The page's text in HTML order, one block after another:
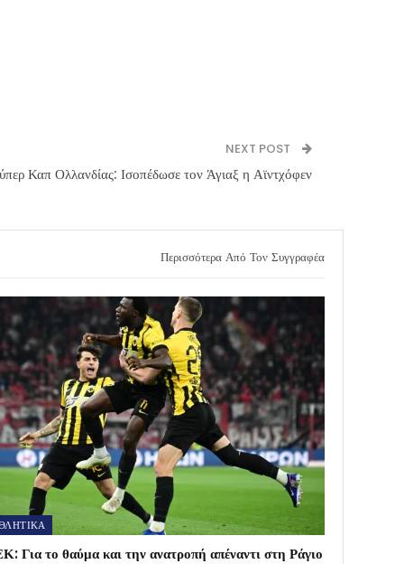
NEXT POST
Καπ Ολλανδίας: Ισοπέδωσε τον Άγιαξ η Αϊντχόφεν
Περισσότερα Από Τον Συγγραφέα
Για το θαύμα και την ανατροπή απέναντι στη Ράγιο